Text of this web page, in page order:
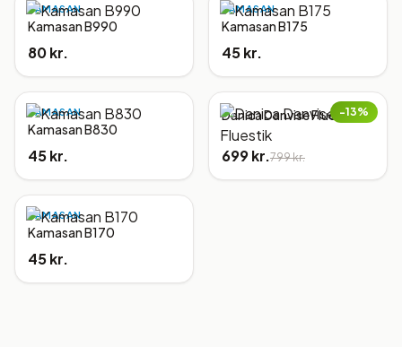
KAMASAN
Kamasan B990
80 kr.
KAMASAN
Kamasan B175
45 kr.
KAMASAN
Kamasan B830
45 kr.
−13%
Danica Danvise Fluestik
699 kr.799 kr.
KAMASAN
Kamasan B170
45 kr.